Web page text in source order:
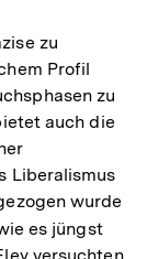
zu
Profil
zu
auch die
Liberalismus
wurde
es jüngst
versuchten